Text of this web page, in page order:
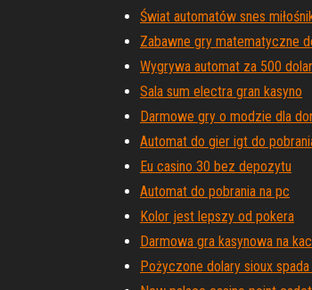
Świat automatów snes
Zabawne gry matematyczne
Wygrywa automat za 500
Sala sum electra gran kasyno
Darmowe gry o modzie dla
Automat do gier igt do
Eu casino 30 bez depozytu
Automat do pobrania na pc
Kolor jest lepszy od pokera
Darmowa gra kasynowa na
Pożyczone dolary sioux